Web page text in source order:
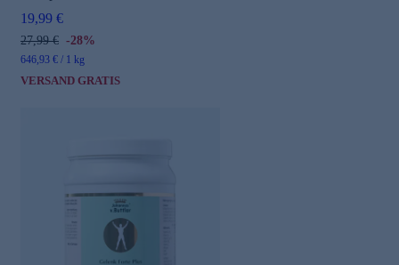
19,99 €
27,99 € -28%
646,93 € / 1 kg
VERSAND GRATIS